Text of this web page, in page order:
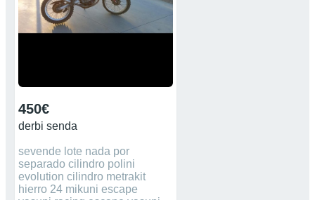
450€
derbi senda
sevende lote nada por
separado cilindro polini
evolution cilindro metrakit
hierro 24 mikuni escape